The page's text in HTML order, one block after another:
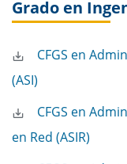
Grado en
CFGS en
(ASI)
CFGS en
en Red (ASIR)